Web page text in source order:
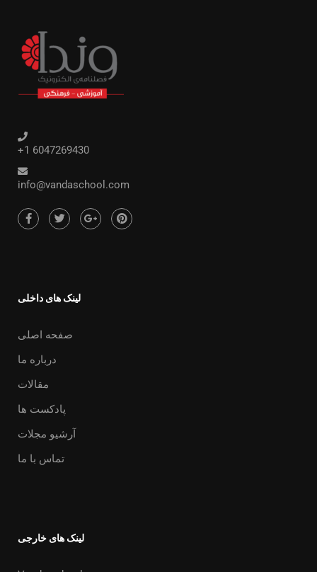
+1 6047269430
info@vandaschool.com
لینک های داخلی
صفحه اصلی
درباره ما
مقالات
پادکست ها
آرشیو مجلات
تماس با ما
لینک های خارجی